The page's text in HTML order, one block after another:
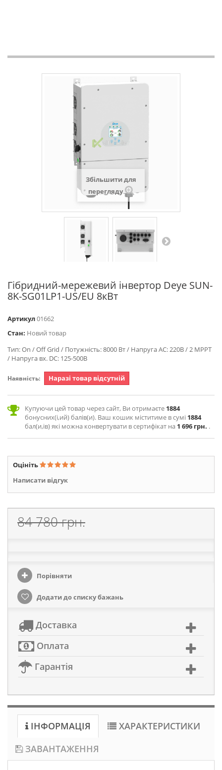
Збільшити для
перегляду
Гібридний-мережевий інвертор Deye SUN-
8K-SG01LP1-US/EU 8кВт
Артикул01662
Стан: Новий товар
Тип: On / Off Grid / Потужність: 8000 Вт / Напруга AC: 220В / 2 MPPT
/ Напруга вх. DC: 125-500В
Наявність: Наразі товар відсутній
Купуючи цей товар через сайт, Ви отримаєте 1884
бонусних(і,ий) балів(и). Ваш кошик міститиме в сумі 1884
бал(и,ів) які можна конвертувати в сертифікат на 1 696 грн. .
Оцініть
Написати відгук
84 780 грн.
Порівняти
Додати до списку бажань
Доставка
Оплата
Гарантія
ІНФОРМАЦІЯ
ХАРАКТЕРИСТИКИ
ЗАВАНТАЖЕННЯ